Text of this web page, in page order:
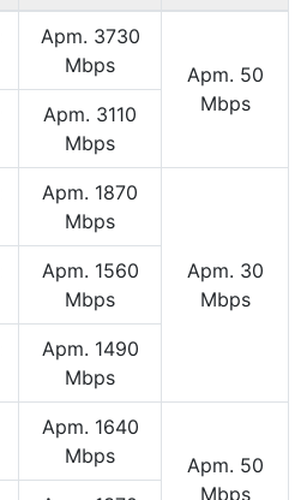
Apm. 3730
Mbps
Apm. 50
Mbps
Apm. 3110
Mbps
Apm. 1870
Mbps
Apm. 30
Mbps
Apm. 1560
Mbps
Apm. 1490
Mbps
Apm. 1640
Mbps
Apm. 50
Mbps